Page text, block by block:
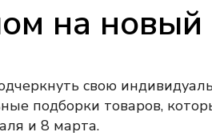
на
свою
подборки товаров,
и 8 марта.